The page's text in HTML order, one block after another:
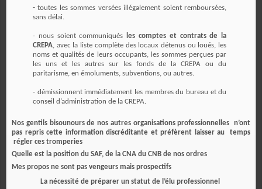
- toutes les sommes versées illégalement soient remboursées,
sans délai.
- nous soient communiqués
les comptes et contrats de la
CREPA, avec la liste complète des locaux détenus ou loués, les
noms et qualités de leurs occupants, les sommes perçues par
les uns et les autres sur les fonds de la CREPA ou du
paritarisme, en émoluments, subventions, ou autres.
- démissionnent immédiatement les membres du bureau et du
conseil d’administration de la CREPA.
Nos gentils bisounours de nos autres organisations professionnelles n’ont
pas repris cette information discréditante et préfèrent laisser au temps
régler ces tromperies
Quelle est la position du SAF, de la CNA du CNB de nos ordres
Mes propos ne sont pas vengeurs mais prospectifs
La nécessité de préparer un statut de l’élu professionnel